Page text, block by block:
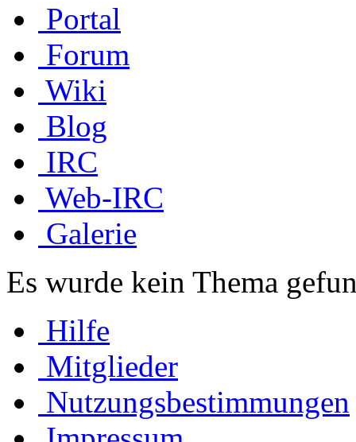
Portal
Forum
Wiki
Blog
IRC
Web-IRC
Galerie
Es wurde kein Thema
Hilfe
Mitglieder
Nutzungsbestimmungen